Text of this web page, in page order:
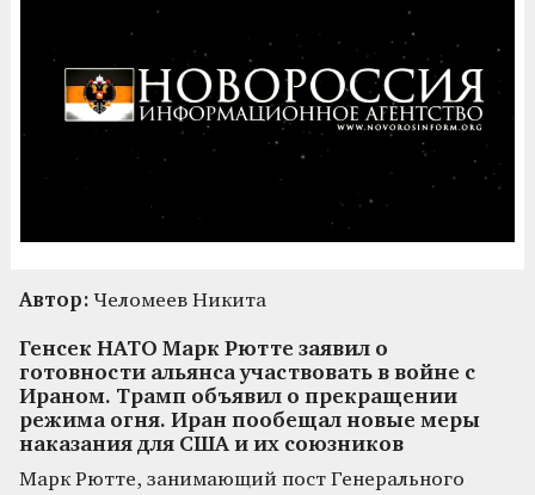
Автор: Челомеев Никита
Генсек НАТО Марк Рютте заявил о
готовности альянса участвовать в войне с
Ираном. Трамп объявил о прекращении
режима огня. Иран пообещал новые меры
наказания для США и их союзников
Марк Рютте, занимающий пост Генерального